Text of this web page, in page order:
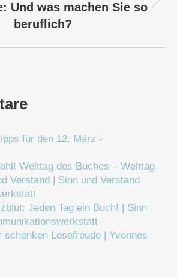
Nächster
Beitrag:
Und was machen Sie so
beruflich?
für den 12. März -
Welttag des Buches – Welttag
Verstand | Sinn und Verstand
Jeden Tag ein Buch! | Sinn
schenken Lesefreude | Yvonnes